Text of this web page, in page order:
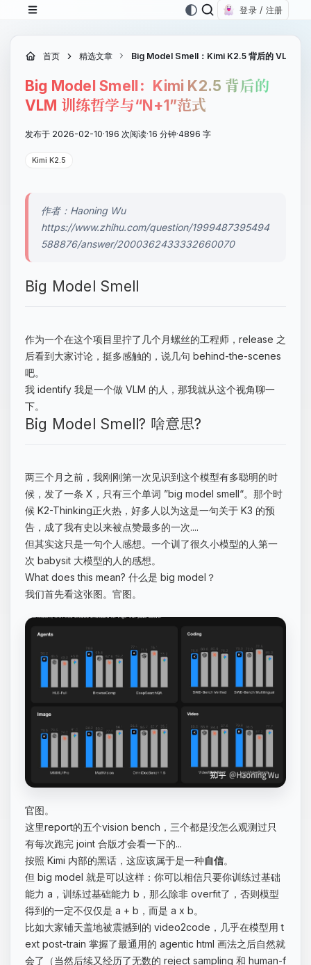
登录 / 注册
首页 精选文章 Big Model Smell：Kimi K2.5 背后的 VLM 训
Big Model Smell：Kimi K2.5 背后的
VLM 训练哲学与“N+1”范式
发布于 2026-02-10·196 次阅读·16 分钟·4896 字
Kimi K2.5
作者：Haoning Wu
https://www.zhihu.com/question/1999487395494
588876/answer/2000362433332660070
Big Model Smell
作为一个在这个项目里拧了几个月螺丝的工程师，release 之
后看到大家讨论，挺多感触的，说几句 behind-the-scenes
吧。
我 identify 我是一个做 VLM 的人，那我就从这个视角聊一
下。
Big Model Smell? 啥意思?
两三个月之前，我刚刚第一次见识到这个模型有多聪明的时
候，发了一条 X，只有三个单词 ”big model smell“。那个时
候 K2-Thinking正火热，好多人以为这是一句关于 K3 的预
告，成了我有史以来被点赞最多的一次....
但其实这只是一句个人感想。一个训了很久小模型的人第一
次 babysit 大模型的人的感想。
What does this mean? 什么是 big model？
我们首先看这张图。官图。
官图。
这里report的五个vision bench，三个都是没怎么观测过只
有每次跑完 joint 合版才会看一下的...
按照 Kimi 内部的黑话，这应该属于是一种自信。
但 big model 就是可以这样：你可以相信只要你训练过基础
能力 a，训练过基础能力 b，那么除非 overfit了，否则模型
得到的一定不仅仅是 a + b，而是 a x b。
比如大家铺天盖地被震撼到的 video2code，几乎在模型用 t
ext post-train 掌握了最通用的 agentic html 画法之后自然就
会了（当然后续又经历了无数的 reject sampling 和 human-f